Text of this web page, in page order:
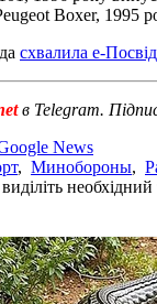
Boxer, 1995
схвалила е-
в Telegram.
News
, Минобороны,